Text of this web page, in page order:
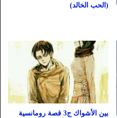
(الحب الخالد)
بين الأشواك ج3 قصة رومانسية